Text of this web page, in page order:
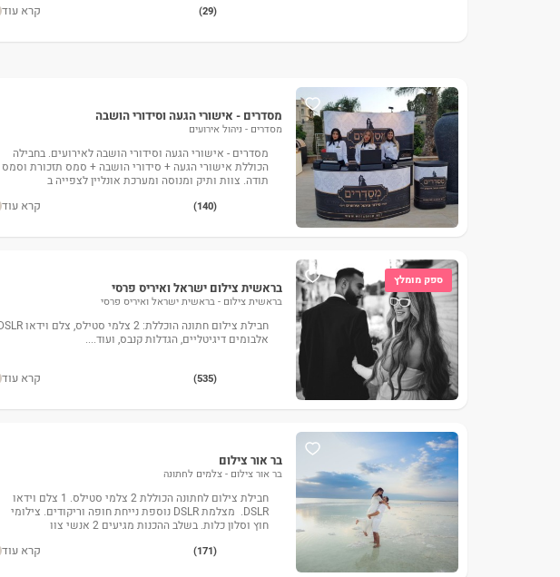
(29) קרא עוד
מסדרים - אישורי הגעה וסידורי הושבה
מסדרים - ניהול אירועים
מסדרים - אישורי הגעה וסידורי הושבה לאירועים. בחבילה
הכוללת אישורי הגעה + סידורי הושבה + סמס תזכורת וסמס
תודה. צוות ותיק ומנוסה ומערכת אונליין לצפייה ב
(140) קרא עוד
ספק מומלץ בראשית צילום ישראל ואיריס פרסי
בראשית צילום - בראשית ישראל ואיריס פרסי
אלבומים דיגיטליים, הגדלות קנבס, ועוד....
(535) קרא עוד
בר אור צילום
בר אור צילום - צלמים לחתונה
חבילת צילום לחתונה הכוללת 2 צלמי סטילס. 1 צלם וידאו
DSLR. מצלמת DSLR נוספת נייחת חופה וריקודים. צילומי
חוץ וסלון כלות. בשלב ההכנות מגיעים 2 אנשי צוו
(171) קרא עוד